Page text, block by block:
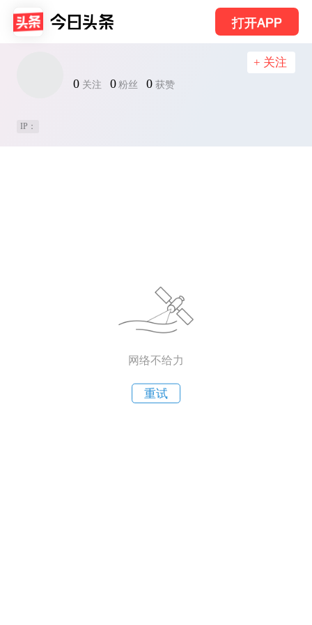
打开APP
0 关注 0 粉丝 0 获赞
+ 关注
IP：
网络不给力
重试